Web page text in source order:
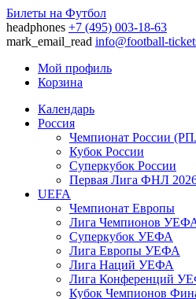
Билеты на Футбол
headphones +7 (495) 003-18-63
mark_email_read info@football-
Мой профиль
Корзина
Календарь
Россия
Чемпионат России
Кубок России
Суперкубок России
Первая Лига ФНЛ
UEFA
Чемпионат Европы
Лига Чемпионов
Суперкубок УЕФА
Лига Европы УЕФА
Лига Наций УЕФА
Лига Конференций
Кубок Чемпионов